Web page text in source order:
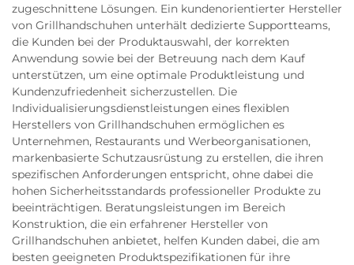
zugeschnittene Lösungen. Ein kundenorientierter Hersteller
von Grillhandschuhen unterhält dedizierte Supportteams,
die Kunden bei der Produktauswahl, der korrekten
Anwendung sowie bei der Betreuung nach dem Kauf
unterstützen, um eine optimale Produktleistung und
Kundenzufriedenheit sicherzustellen. Die
Individualisierungsdienstleistungen eines flexiblen
Herstellers von Grillhandschuhen ermöglichen es
Unternehmen, Restaurants und Werbeorganisationen,
markenbasierte Schutzausrüstung zu erstellen, die ihren
spezifischen Anforderungen entspricht, ohne dabei die
hohen Sicherheitsstandards professioneller Produkte zu
beeinträchtigen. Beratungsleistungen im Bereich
Konstruktion, die ein erfahrener Hersteller von
Grillhandschuhen anbietet, helfen Kunden dabei, die am
besten geeigneten Produktspezifikationen für ihre